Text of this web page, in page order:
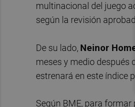
multinacional del juego
según la revisión
De su lado, Neinor
meses y medio después
estrenará en este índice
Según BME, para